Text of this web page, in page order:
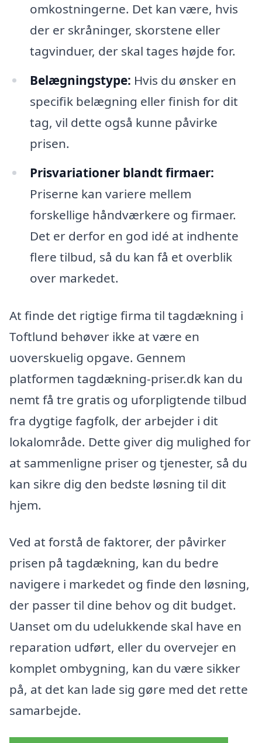
omkostningerne. Det kan være, hvis
der er skråninger, skorstene eller
tagvinduer, der skal tages højde for.
Belægningstype: Hvis du ønsker en
specifik belægning eller finish for dit
tag, vil dette også kunne påvirke
prisen.
Prisvariationer blandt firmaer:
Priserne kan variere mellem
forskellige håndværkere og firmaer.
Det er derfor en god idé at indhente
flere tilbud, så du kan få et overblik
over markedet.
At finde det rigtige firma til tagdækning i
Toftlund behøver ikke at være en
uoverskuelig opgave. Gennem
platformen tagdækning-priser.dk kan du
nemt få tre gratis og uforpligtende tilbud
fra dygtige fagfolk, der arbejder i dit
lokalområde. Dette giver dig mulighed for
at sammenligne priser og tjenester, så du
kan sikre dig den bedste løsning til dit
hjem.
Ved at forstå de faktorer, der påvirker
prisen på tagdækning, kan du bedre
navigere i markedet og finde den løsning,
der passer til dine behov og dit budget.
Uanset om du udelukkende skal have en
reparation udført, eller du overvejer en
komplet ombygning, kan du være sikker
på, at det kan lade sig gøre med det rette
samarbejde.